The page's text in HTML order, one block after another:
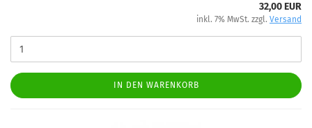
32,00 EUR
inkl. 7% MwSt. zzgl. Versand
IN DEN WARENKORB